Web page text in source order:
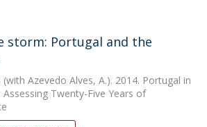
storm: Portugal and the
(with Azevedo Alves, A.). 2014. Portugal in
Twenty-Five Years of